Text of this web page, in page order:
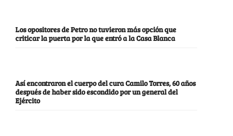
Los opositores de Petro no tuvieron más opción que
criticar la puerta por la que entró a la Casa Blanca
Así encontraron el cuerpo del cura Camilo Torres, 60 años
después de haber sido escondido por un general del
Ejército